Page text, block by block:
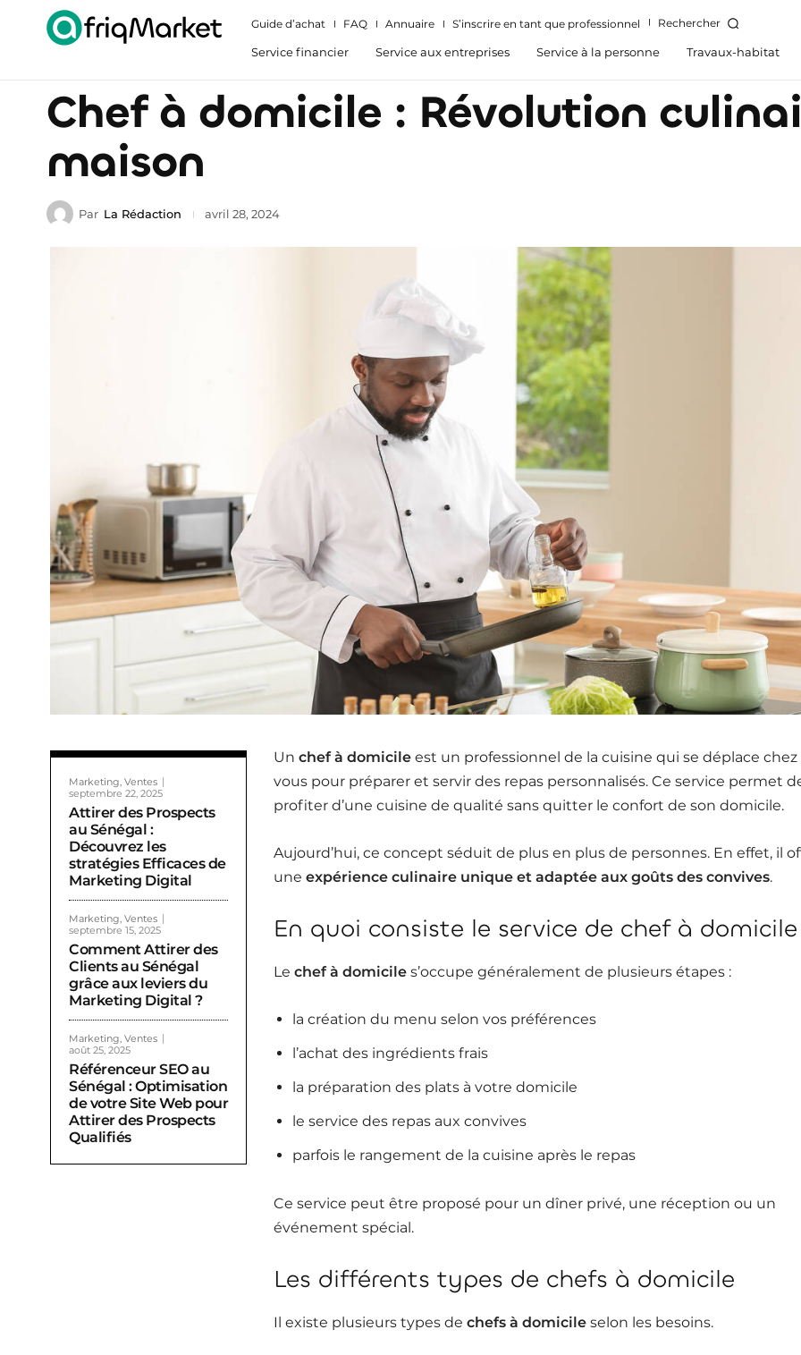
Guide d’achat FAQ Annuaire S’inscrire en tant que professionnel Rechercher
Service financier Service aux entreprises Service à la personne Travaux-habitat
Chef à domicile : Révolution
maison
Par La Rédaction avril 28, 2024
Marketing, Ventes
septembre 22, 2025
Attirer des Prospects
au Sénégal :
Découvrez les
stratégies Efficaces de
Marketing Digital
Marketing, Ventes
septembre 15, 2025
Comment Attirer des
Clients au Sénégal
grâce aux leviers du
Marketing Digital ?
Marketing, Ventes
août 25, 2025
Référenceur SEO au
Sénégal : Optimisation
de votre Site Web pour
Attirer des Prospects
Qualifiés
Un chef à domicile est un professionnel de la cuisine qui se déplace chez
vous pour préparer et servir des repas personnalisés. Ce service permet
profiter d’une cuisine de qualité sans quitter le confort de son domicile.
Aujourd’hui, ce concept séduit de plus en plus de personnes. En effet, il
une expérience culinaire unique et adaptée aux goûts des convives.
En quoi consiste le service de chef à
Le chef à domicile s’occupe généralement de plusieurs étapes :
la création du menu selon vos préférences
l’achat des ingrédients frais
la préparation des plats à votre domicile
le service des repas aux convives
parfois le rangement de la cuisine après le repas
Ce service peut être proposé pour un dîner privé, une réception ou un
événement spécial.
Les différents types de chefs à domicile
Il existe plusieurs types de chefs à domicile selon les besoins.